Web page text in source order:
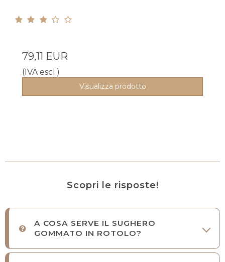
79,11 EUR
(IVA escl.)
Visualizza prodotto
Scopri le risposte!
A COSA SERVE IL SUGHERO
GOMMATO IN ROTOLO?